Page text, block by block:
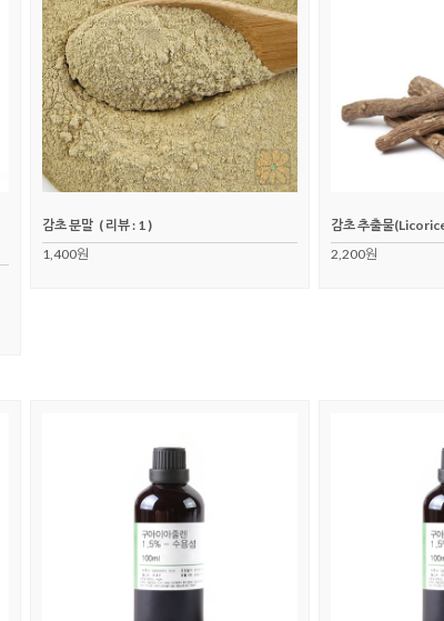
감초 분말 ( 리뷰 : 1 )
1,400원
감초 추출물
2,200원